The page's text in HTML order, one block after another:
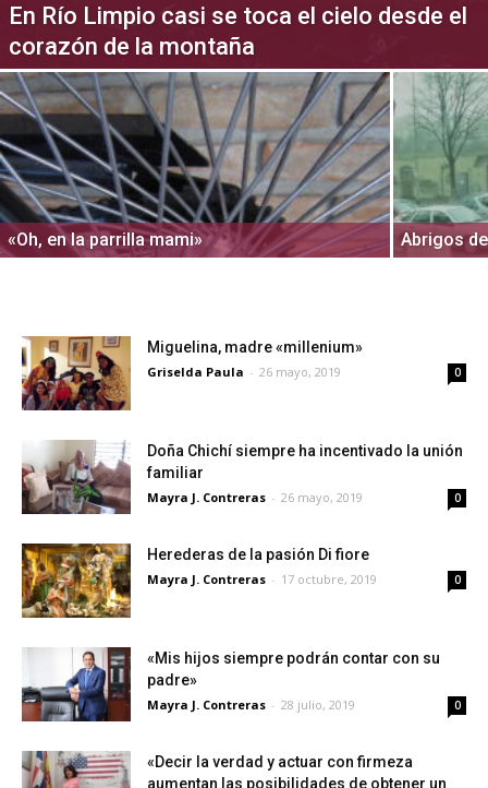
En Río Limpio casi se toca el cielo desde el
corazón de la montaña
«Oh, en la parrilla mami» Abrigos
Miguelina, madre «millenium»
Griselda Paula - 26 mayo, 2019 0
Doña Chichí siempre ha incentivado la unión
familiar
Mayra J. Contreras - 26 mayo, 2019 0
Herederas de la pasión Di fiore
Mayra J. Contreras - 17 octubre, 2019 0
«Mis hijos siempre podrán contar con su
padre»
Mayra J. Contreras - 28 julio, 2019 0
«Decir la verdad y actuar con firmeza
aumentan las posibilidades de obtener un